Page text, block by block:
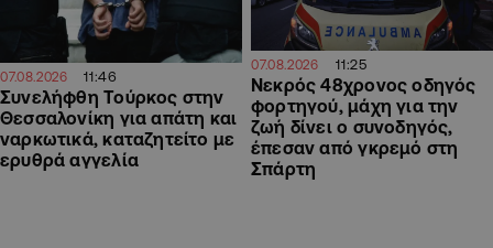
07.08.2026 11:46
Συνελήφθη Τούρκος στην
Θεσσαλονίκη για απάτη και
ναρκωτικά, καταζητείτο με
ερυθρά αγγελία
07.08.2026 11:25
Νεκρός 48χρονος οδηγός
φορτηγού, μάχη για την
ζωή δίνει ο συνοδηγός,
έπεσαν από γκρεμό στη
Σπάρτη